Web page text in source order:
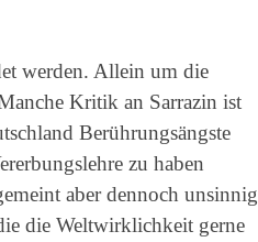
werden. Allein um die
Kritik an Sarrazin ist
Berührungsängste
zu haben
aber dennoch unsinnig
die Weltwirklichkeit gerne